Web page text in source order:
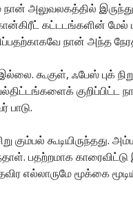
அலுவலகத்தில்
கட்டடங்களின் மேல்
நான் அந்த
கூகுள், ஃபேஸ் புக்
குறிப்பிட்ட
கும்பல் கூடியிருந்தது.
பதற்றமாக
எல்லாருமே மூக்கை